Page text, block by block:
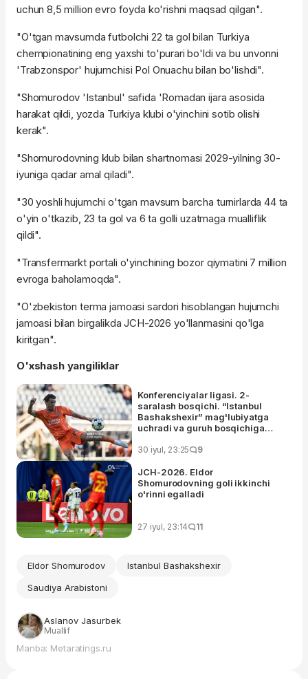
uchun 8,5 million evro foyda ko'rishni maqsad qilgan".
"O'tgan mavsumda futbolchi 22 ta gol bilan Turkiya
chempionatining eng yaxshi to'purari bo'ldi va bu unvonni
'Trabzonspor' hujumchisi Pol Onuachu bilan bo'lishdi".
"Shomurodov 'Istanbul' safida 'Romadan ijara asosida
harakat qildi, yozda Turkiya klubi o'yinchini sotib olishi
kerak".
"Shomurodovning klub bilan shartnomasi 2029-yilning 30-
iyuniga qadar amal qiladi".
"30 yoshli hujumchi o'tgan mavsum barcha turnirlarda 44 ta
o'yin o'tkazib, 23 ta gol va 6 ta golli uzatmaga mualliflik
qildi".
"Transfermarkt portali o'yinchining bozor qiymatini 7 million
evroga baholamoqda".
"O'zbekiston terma jamoasi sardori hisoblangan hujumchi
jamoasi bilan birgalikda JCH-2026 yo'llanmasini qo'lga
kiritgan".
O'xshash yangiliklar
Konferenciyalar ligasi. 2-
saralash bosqichi. “Istanbul
Bashakshexir” mag'lubiyatga
uchradi va guruh bosqichiga
30 iyul, 23:25 9
JCH-2026. Eldor
Shomurodovning goli ikkinchi
o'rinni egalladi
27 iyul, 23:14 11
Eldor Shomurodov
Istanbul Bashakshexir
Saudiya Arabistoni
Aslanov Jasurbek
Muallif
Manba: Metaratings.ru